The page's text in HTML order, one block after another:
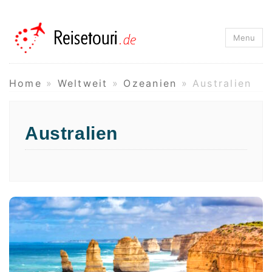
Reisetouri.de
Menu
Home » Weltweit » Ozeanien »Australien
Australien